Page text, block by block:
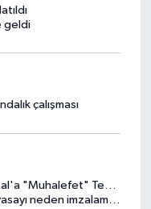
geldi
çalışması
"Muhalefet" Tepkisi
neden imzalamadı?